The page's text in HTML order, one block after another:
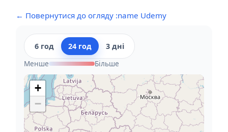
← Повернутися до огляду :name Udemy
6 год 24 год
3 дні
Менше
Більше
+
−